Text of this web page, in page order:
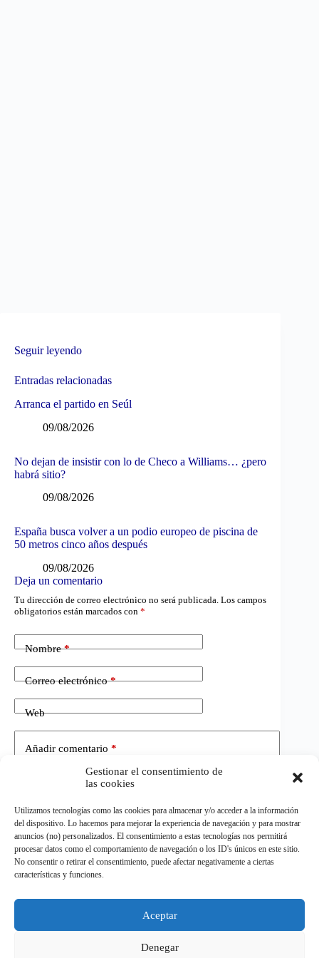
Gestionar el consentimiento de
las cookies
Utilizamos tecnologías como las cookies para almacenar y/o acceder a la información
del dispositivo. Lo hacemos para mejorar la experiencia de navegación y para mostrar
anuncios (no) personalizados. El consentimiento a estas tecnologías nos permitirá
procesar datos como el comportamiento de navegación o los ID's únicos en este sitio.
No consentir o retirar el consentimiento, puede afectar negativamente a ciertas
características y funciones.
Aceptar
Denegar
Seguir leyendo
Entradas relacionadas
Arranca el partido en Seúl
09/08/2026
No dejan de insistir con lo de Checo a Williams… ¿pero
habrá sitio?
09/08/2026
España busca volver a un podio europeo de piscina de
50 metros cinco años después
09/08/2026
Deja un comentario
Tu dirección de correo electrónico no será publicada. Los campos
obligatorios están marcados con *
Nombre*
Correo electrónico*
Web
Añadir comentario *
Publicar el comentario
Todos los derechos reservados.